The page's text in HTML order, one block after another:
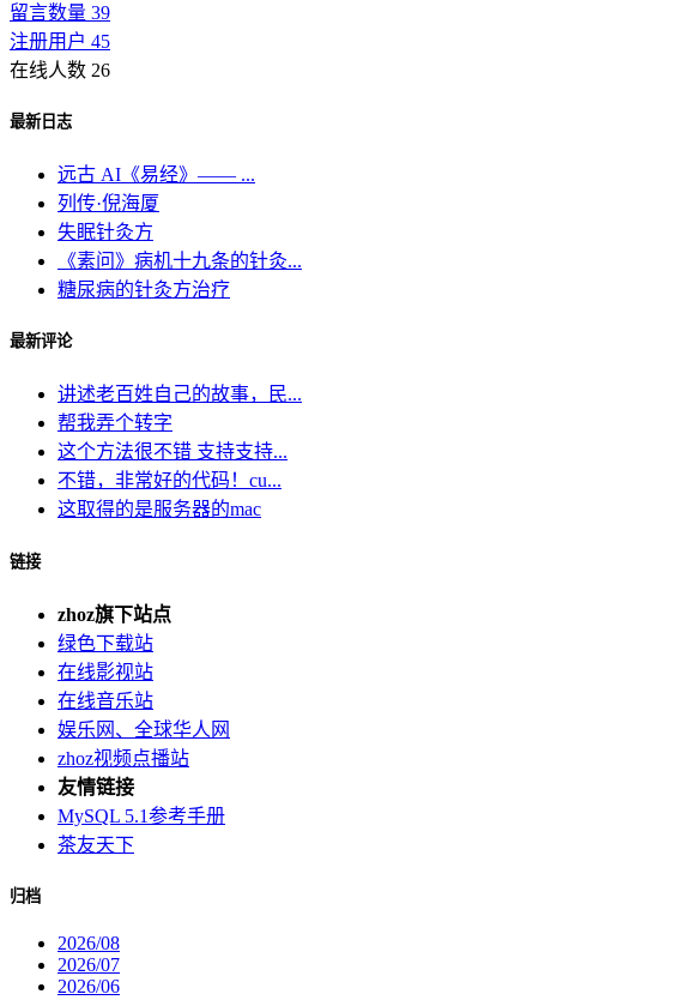
留言数量 39
注册用户 45
在线人数 26
最新日志
远古 AI《易经》—— ...
列传·倪海厦
失眠针灸方
《素问》病机十九条的针灸...
糖尿病的针灸方治疗
最新评论
讲述老百姓自己的故事，民...
帮我弄个转字
这个方法很不错 支持支持...
不错，非常好的代码！cu...
这取得的是服务器的mac
链接
zhoz旗下站点
绿色下载站
在线影视站
在线音乐站
娱乐网、全球华人网
zhoz视频点播站
友情链接
MySQL 5.1参考手册
茶友天下
归档
2026/08
2026/07
2026/06